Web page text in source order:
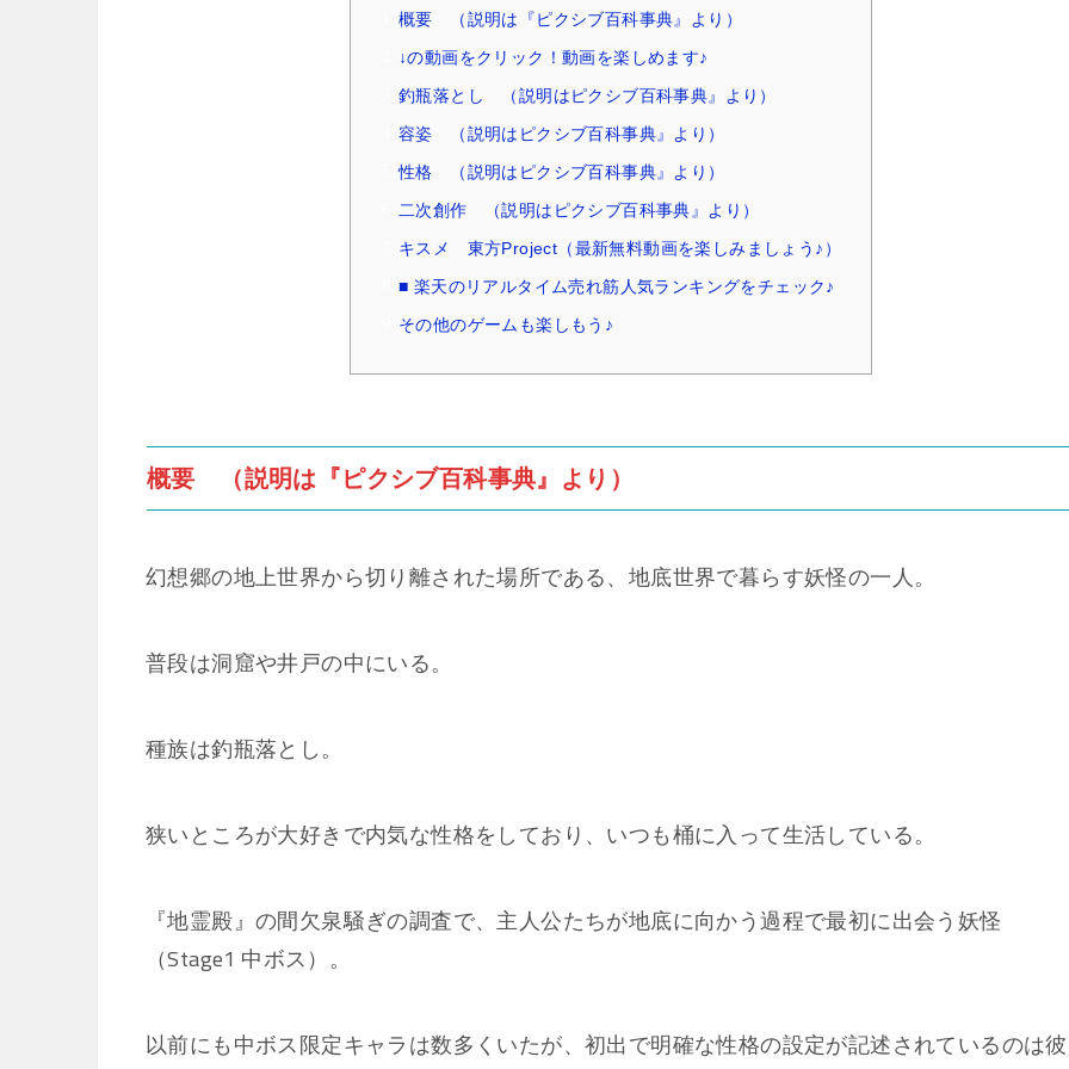
概要 （説明は『ピクシブ百科事典』より）
↓の動画をクリック！動画を楽しめます♪
釣瓶落とし （説明はピクシブ百科事典』より）
容姿 （説明はピクシブ百科事典』より）
性格 （説明はピクシブ百科事典』より）
二次創作 （説明はピクシブ百科事典』より）
キスメ 東方Project（最新無料動画を楽しみましょう♪）
■ 楽天のリアルタイム売れ筋人気ランキングをチェック♪
その他のゲームも楽しもう♪
概要 （説明は『ピクシブ百科事典』より）
幻想郷の地上世界から切り離された場所である、地底世界で暮らす妖怪の一人。
普段は洞窟や井戸の中にいる。
種族は釣瓶落とし。
狭いところが大好きで内気な性格をしており、いつも桶に入って生活している。
『地霊殿』の間欠泉騒ぎの調査で、主人公たちが地底に向かう過程で最初に出会う妖怪
（Stage1 中ボス）。
以前にも中ボス限定キャラは数多くいたが、初出で明確な性格の設定が記述されているのは彼